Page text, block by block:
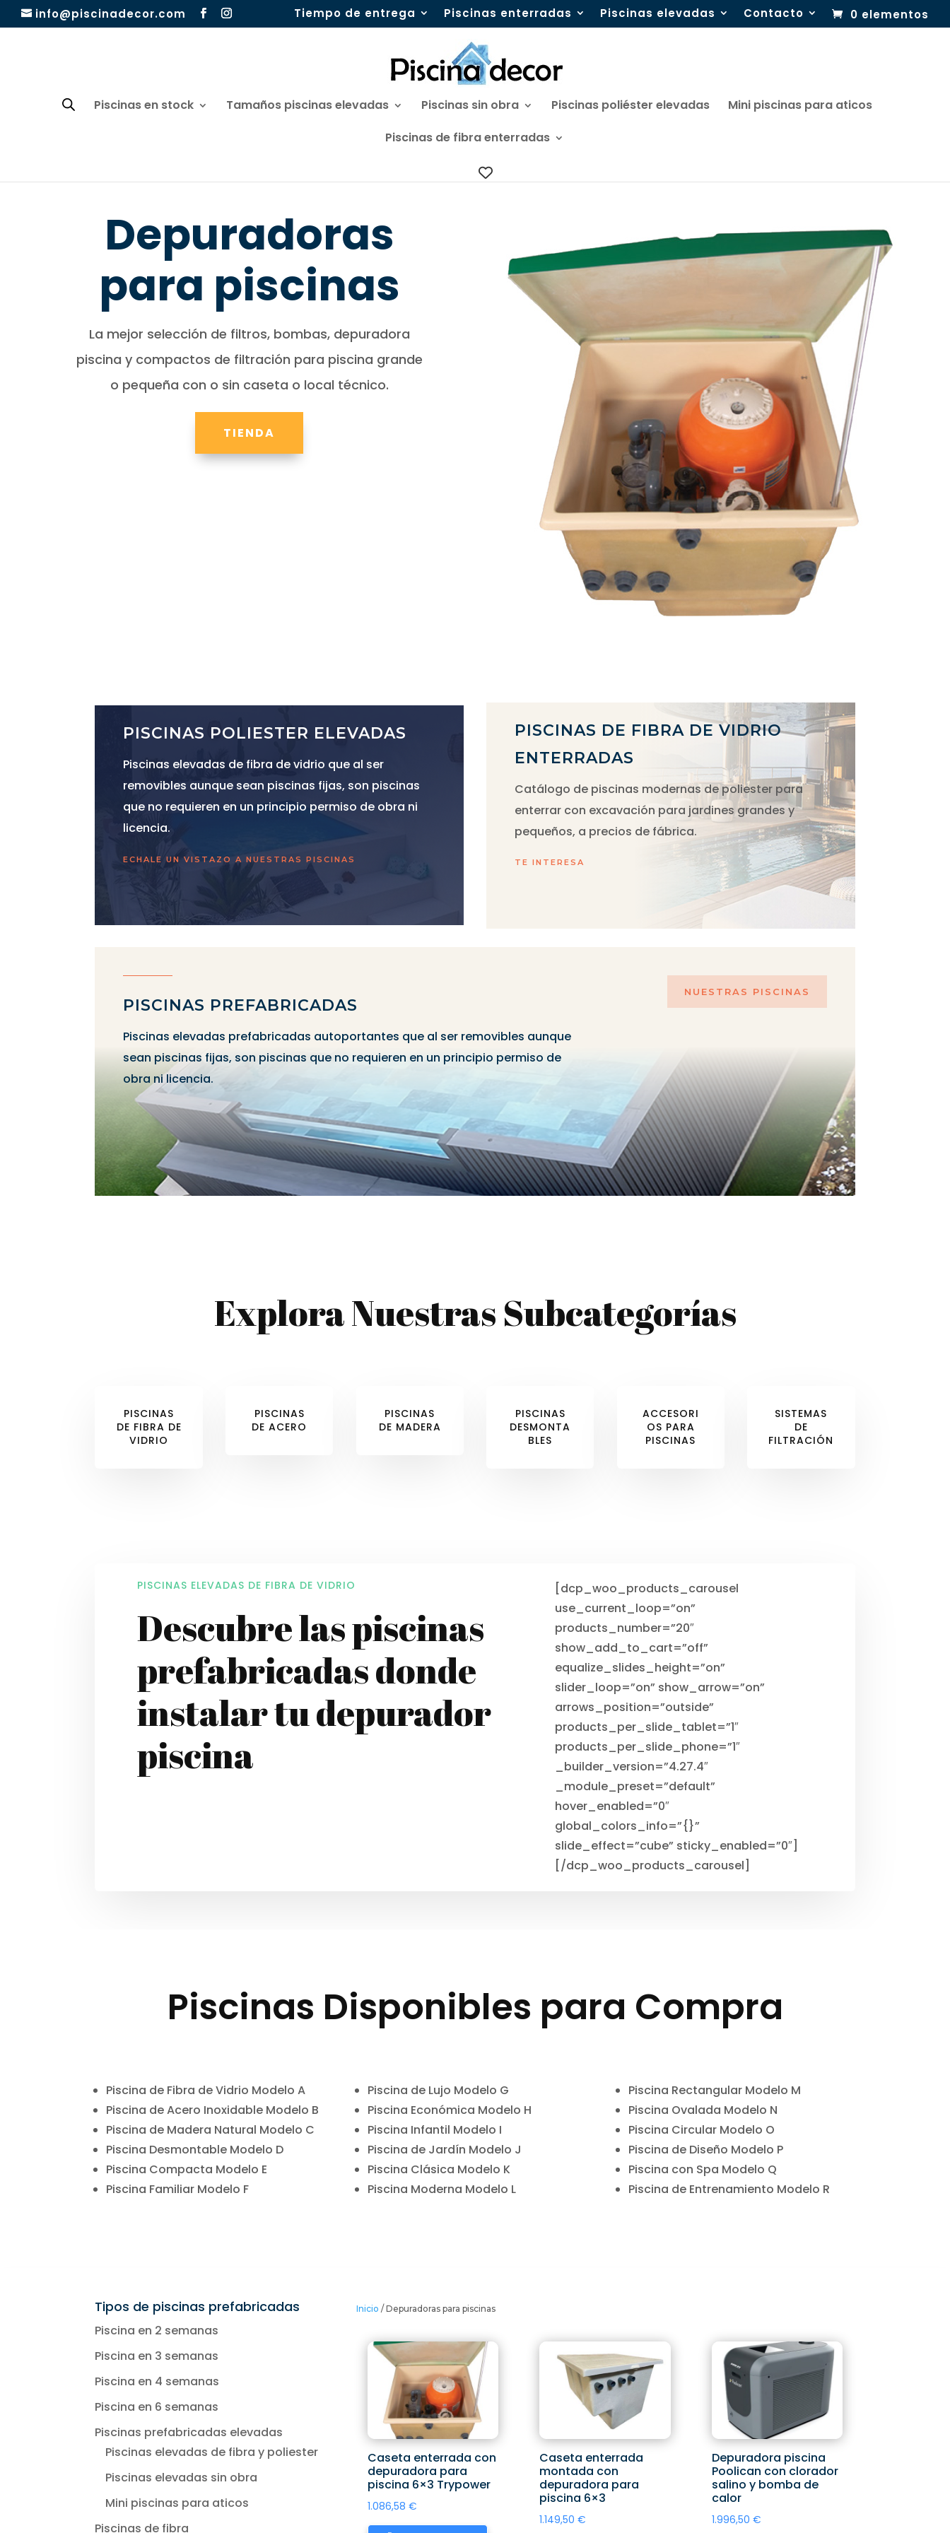
info@piscinadecor.com Tiempo de entrega Piscinas enterradas Piscinas elevadas Contacto 0 elementos
Piscinas en stock Tamaños piscinas elevadas Piscinas sin obra Piscinas poliéster elevadas
Mini piscinas para aticos
Piscinas de fibra enterradas
Depuradoras
para piscinas
La mejor selección de filtros, bombas, depuradora
piscina y compactos de filtración para piscina grande
o pequeña con o sin caseta o local técnico.
TIENDA
PISCINAS POLIESTER ELEVADAS
Piscinas elevadas de fibra de vidrio que al ser
removibles aunque sean piscinas fijas, son piscinas
que no requieren en un principio permiso de obra ni
licencia.
ECHALE UN VISTAZO A NUESTRAS PISCINAS
PISCINAS DE FIBRA DE VIDRIO
ENTERRADAS
Catálogo de piscinas modernas de poliester para
enterrar con excavación para jardines grandes y
pequeños, a precios de fábrica.
TE INTERESA
PISCINAS PREFABRICADAS
Piscinas elevadas prefabricadas autoportantes que al ser removibles aunque
sean piscinas fijas, son piscinas que no requieren en un principio permiso de
obra ni licencia.
NUESTRAS PISCINAS
Explora Nuestras Subcategorías
PISCINAS
DE FIBRA DE
VIDRIO
PISCINAS
DE ACERO
PISCINAS
DE MADERA
PISCINAS
DESMONTA
BLES
ACCESORI
OS PARA
PISCINAS
SISTEMAS
DE
FILTRACIÓN
PISCINAS ELEVADAS DE FIBRA DE VIDRIO
Descubre las piscinas
prefabricadas donde
instalar tu depurador
piscina
[dcp_woo_products_carousel
use_current_loop=”on”
products_number=”20″
show_add_to_cart=”off”
equalize_slides_height=”on”
slider_loop=”on” show_arrow=”on”
arrows_position=”outside”
products_per_slide_tablet=”1″
products_per_slide_phone=”1″
_builder_version=”4.27.4″
_module_preset=”default”
hover_enabled=”0″
global_colors_info=”{}”
slide_effect=”cube” sticky_enabled=”0″]
[/dcp_woo_products_carousel]
Piscinas Disponibles para Compra
Piscina de Fibra de Vidrio Modelo A
Piscina de Acero Inoxidable Modelo B
Piscina de Madera Natural Modelo C
Piscina Desmontable Modelo D
Piscina Compacta Modelo E
Piscina Familiar Modelo F
Piscina de Lujo Modelo G
Piscina Económica Modelo H
Piscina Infantil Modelo I
Piscina de Jardín Modelo J
Piscina Clásica Modelo K
Piscina Moderna Modelo L
Piscina Rectangular Modelo M
Piscina Ovalada Modelo N
Piscina Circular Modelo O
Piscina de Diseño Modelo P
Piscina con Spa Modelo Q
Piscina de Entrenamiento Modelo R
Tipos de piscinas prefabricadas
Piscina en 2 semanas
Piscina en 3 semanas
Piscina en 4 semanas
Piscina en 6 semanas
Piscinas prefabricadas elevadas
Piscinas elevadas de fibra y poliester
Piscinas elevadas sin obra
Mini piscinas para aticos
Piscinas de fibra
Inicio / Depuradoras para piscinas
Caseta enterrada con
depuradora para
piscina 6×3 Trypower
1.086,58 €
Caseta enterrada
montada con
depuradora para
piscina 6×3
1.149,50€
Depuradora piscina
Poolican con clorador
salino y bomba de
calor
1.996,50€